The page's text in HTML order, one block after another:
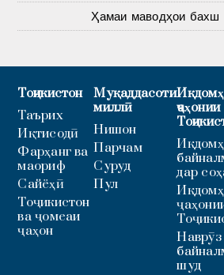
Ҳамаи маводҳои бахш
Тоҷикистон
Таърих
Иқтисодӣ
Фарҳанг ва
маориф
Сайёҳӣ
Тоҷикистон
ва ҷомеаи
ҷаҳон
Муқаддасоти
миллӣ
Нишон
Парчам
Суруд
Пул
ҷаҳонии
дар
Наврӯз
шуд